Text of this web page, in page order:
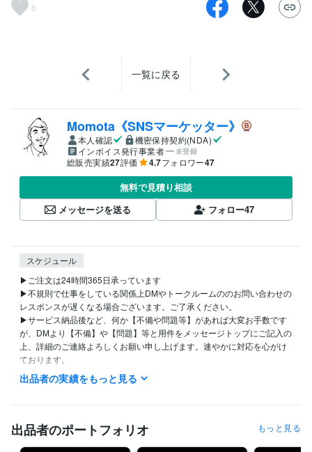
6
一覧に戻る
Momota《SNSマーケッター》
本人確認
機密保持契約(NDA)
インボイス発行事業者
未登録
総販売実績27評価 4.7フォロワー47
無料で見積り相談
メッセージを送る
フォロー47
スケジュール
▶ご注文は24時間365日承っています
▶不規則で仕事をしている関係上DMやトークルームののお問い合わせの
レスポンスが遅くなる場合ございます。ご了承ください。
▶サービス納品後など、何か【不備や問題等】があれば大変お手数です
が、DMより【不備】や【問題】等と用件をメッセージトップにご記入の
上、詳細のご連絡よろしくお願い申し上げます。速やかに対応を心がけ
ております。
▶混雑状況などによってはご連絡が遅くなる場合があります。
資格・検定
ファイナンシャル・プランナー（AFP） 取得年 : 2010年
出品者の実績をもっと見る
出品者のポートフォリオ もっと見る